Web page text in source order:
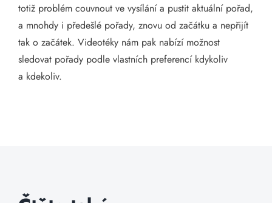
totiž problém couvnout ve vysílání a pustit aktuální pořad,
a mnohdy i předešlé pořady, znovu od začátku a nepřijít
tak o začátek. Videotéky nám pak nabízí možnost
sledovat pořady podle vlastních preferencí kdykoliv
a kdekoliv.